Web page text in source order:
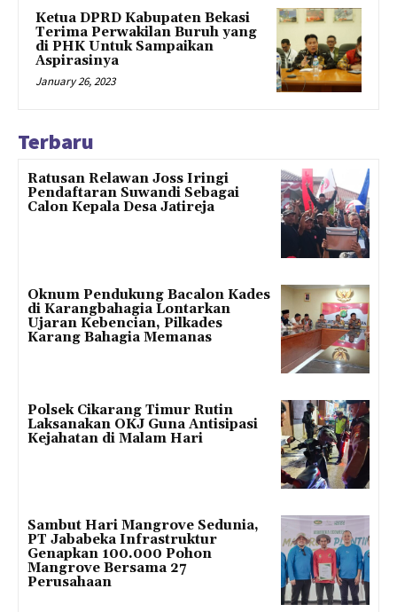
Ketua DPRD Kabupaten Bekasi
Terima Perwakilan Buruh yang
di PHK Untuk Sampaikan
Aspirasinya
January 26, 2023
Terbaru
Ratusan Relawan Joss Iringi
Pendaftaran Suwandi Sebagai
Calon Kepala Desa Jatireja
Oknum Pendukung Bacalon Kades
di Karangbahagia Lontarkan
Ujaran Kebencian, Pilkades
Karang Bahagia Memanas
Polsek Cikarang Timur Rutin
Laksanakan OKJ Guna Antisipasi
Kejahatan di Malam Hari
Sambut Hari Mangrove Sedunia,
PT Jababeka Infrastruktur
Genapkan 100.000 Pohon
Mangrove Bersama 27
Perusahaan